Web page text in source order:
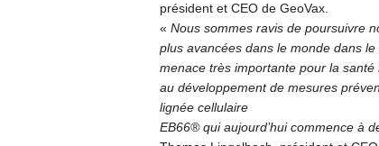
président et CEO de GeoVax.
« Nous sommes ravis de poursuivre
plus avancées dans le monde dans
menace très importante pour la
au développement de mesures
lignée cellulaire
EB66® qui aujourd’hui commence à